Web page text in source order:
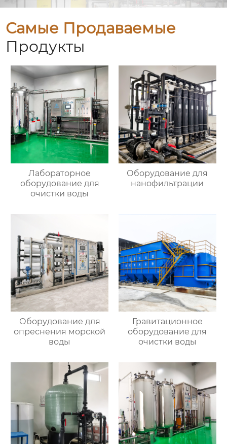
Самые Продаваемые
Продукты
Лабораторное
оборудование для
очистки воды
Оборудование для
нанофильтрации
Оборудование для
опреснения морской
воды
Гравитационное
оборудование для
очистки воды